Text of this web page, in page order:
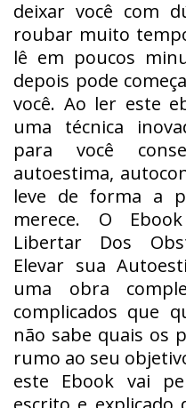
deixar você com
roubar muito
lê em poucos
depois pode
você. Ao ler este
uma técnica
para você
autoestima,
leve de forma a
merece. O
Libertar Dos
Elevar sua
uma obra
complicados que
não sabe quais os
rumo ao seu
este Ebook vai